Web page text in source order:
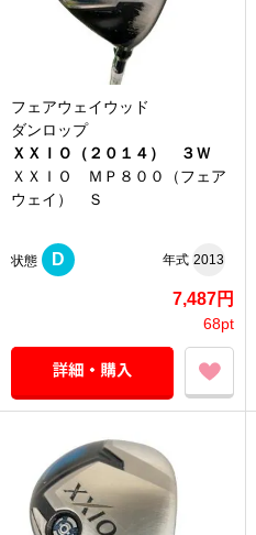
フェアウェイウッド
ダンロップ
ＸＸＩＯ（２０１４） ３Ｗ
ＸＸＩＯ ＭＰ８００（フェア
ウェイ） Ｓ
状態 D 年式 2013
7,487円
68pt